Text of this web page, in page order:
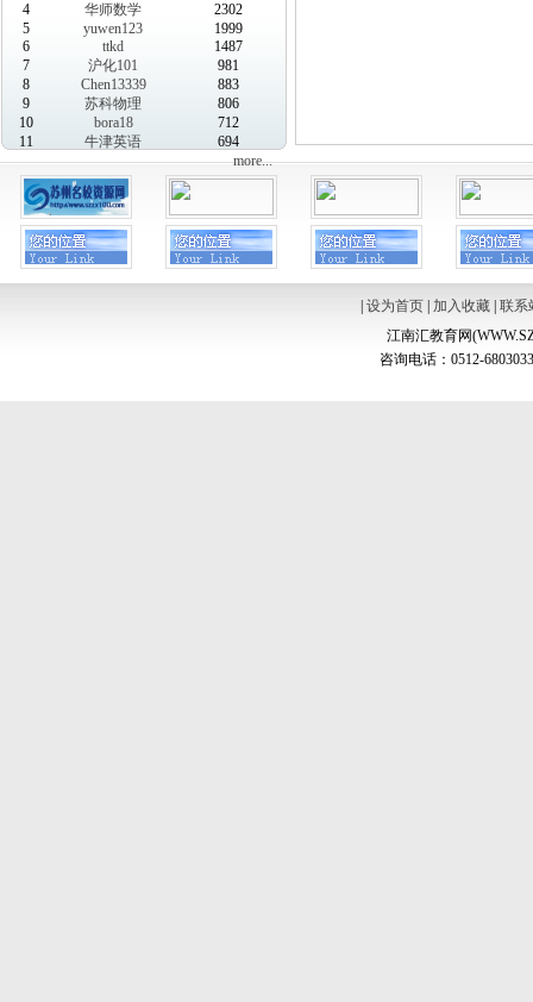
4
华师数学
2302
5
yuwen123
1999
6
ttkd
1487
7
沪化101
981
8
Chen13339
883
9
苏科物理
806
10
bora18
712
11
牛津英语
694
more...
设为首页| 加入收藏| 联系
江南汇教育网
咨询电话：0512-